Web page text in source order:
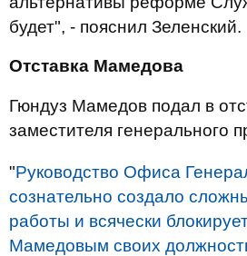
будет", - пояснил Зеленский.
Отставка Мамедова
Гюндуз Мамедов подал в
заместителя генерального
"Руководство Офиса
сознательно создало
работы и всячески
Мамедовым своих